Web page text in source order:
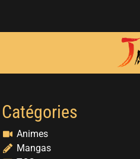
Catégories
Animes
Mangas